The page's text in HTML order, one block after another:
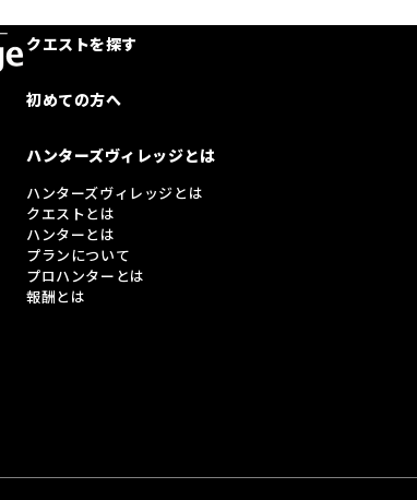
クエストを探す
初めての方へ
ハンターズヴィレッジとは
ハンターズヴィレッジとは
クエストとは
ハンターとは
プランについて
プロハンターとは
報酬とは